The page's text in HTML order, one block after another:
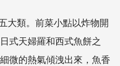
大類。前菜小點以炸物開
式天婦羅和西式魚餅之
微的熱氣傾洩出來，魚香